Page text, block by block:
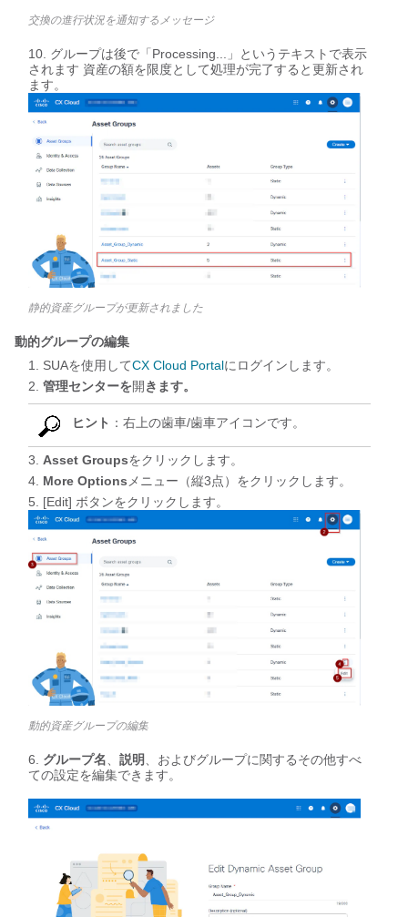
交換の進行状況を通知するメッセージ
グループは後で「Processing ...」 というテキスト で表示
されます 資産の額を限度として処理が完了すると更新され
ます。
静的資産グループが更新されました
動的グループの編集
SUAを使用してCX Cloud Portalにログインします。
管理センターを開 きます。
ヒント ：右上の歯車/歯車アイコンです。
Asset Groupsをクリックします。
More Optionsメニュー（縦3点）をクリックします。
[Edit] ボタンをクリックします。
動的資産グループの編集
グループ名 説明
、およびグループに関するその他すべ
ての設定を編集できます。